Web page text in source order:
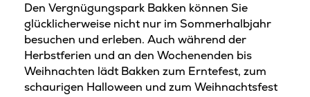
Den Vergnügungspark Bakken können Sie
glücklicherweise nicht nur im Sommerhalbjahr
besuchen und erleben. Auch während der
Herbstferien und an den Wochenenden bis
Weihnachten lädt Bakken zum Erntefest, zum
schaurigen Halloween und zum Weihnachtsfest